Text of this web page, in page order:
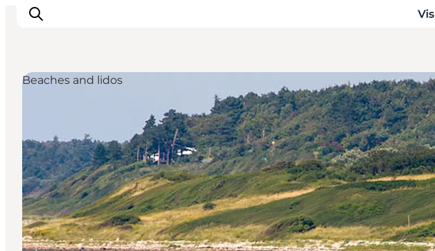
Destinations
Quoi faire
Hébergements
Planifiez votre voyage
Beaches and lidos